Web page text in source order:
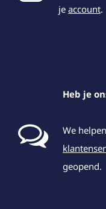
je account.
Heb je
We
geopend.